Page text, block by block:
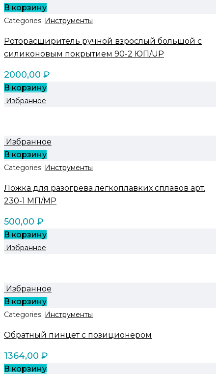
В корзину
Categories: Инструменты
Роторасширитель ручной взрослый большой с
силиконовым покрытием 90-2 ЮП/UP
2000,00 ₽
В корзину
Избранное
Избранное
В корзину
Categories: Инструменты
Ложка для разогрева легкоплавких сплавов арт.
230-1 МП/MP
500,00 ₽
В корзину
Избранное
Избранное
В корзину
Categories: Инструменты
Обратный пинцет с позиционером
1364,00 ₽
В корзину